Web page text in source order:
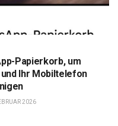
Papierkorb, um
Ihr Mobiltelefon
2026